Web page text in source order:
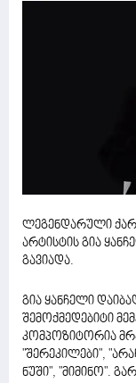
ლეგენდარული
არტისტის გია
გავიადა.
გია ყანჩელი
შემოქმედებიტი
კომპოზიტორია
"შერეკილები",
ნუში", "მიმინო".